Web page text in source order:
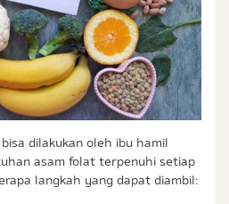
dilakukan oleh ibu hamil
asam folat terpenuhi setiap
langkah yang dapat diambil: